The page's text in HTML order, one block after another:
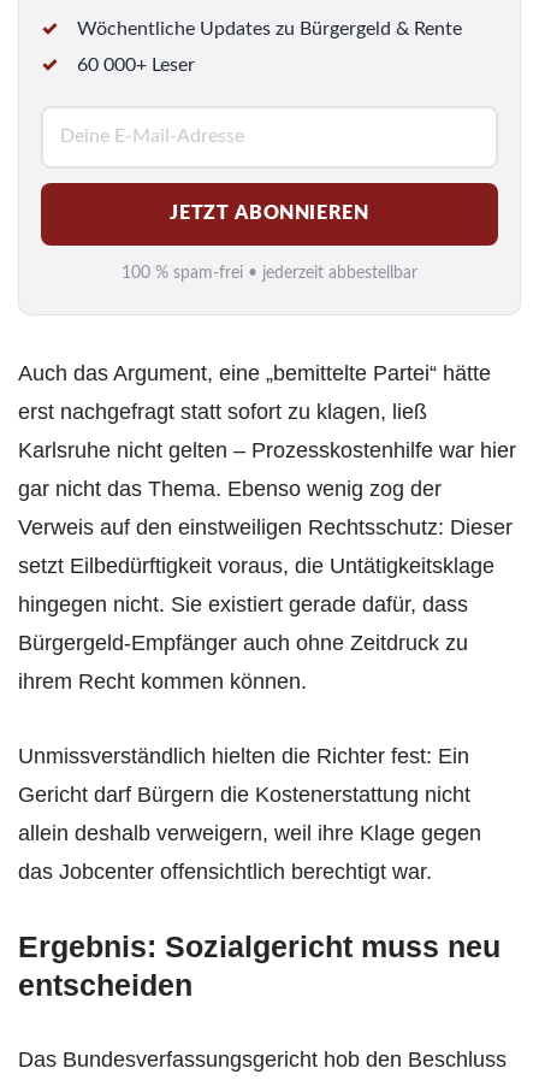
Wöchentliche Updates zu Bürgergeld & Rente
60 000+ Leser
M
a
i
l
*
JETZT ABONNIEREN
100 % spam-frei • jederzeit abbestellbar
Auch das Argument, eine „bemittelte Partei“ hätte
erst nachgefragt statt sofort zu klagen, ließ
Karlsruhe nicht gelten – Prozesskostenhilfe war hier
gar nicht das Thema. Ebenso wenig zog der
Verweis auf den einstweiligen Rechtsschutz: Dieser
setzt Eilbedürftigkeit voraus, die Untätigkeitsklage
hingegen nicht. Sie existiert gerade dafür, dass
Bürgergeld-Empfänger auch ohne Zeitdruck zu
ihrem Recht kommen können.
Unmissverständlich hielten die Richter fest: Ein
Gericht darf Bürgern die Kostenerstattung nicht
allein deshalb verweigern, weil ihre Klage gegen
das Jobcenter offensichtlich berechtigt war.
Ergebnis: Sozialgericht muss neu
entscheiden
Das Bundesverfassungsgericht hob den Beschluss